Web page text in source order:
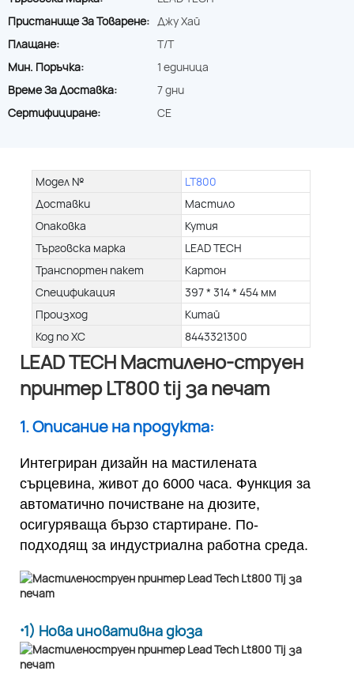
Пристанище За Товарене: Джу Хай
Плащане:
T/T
Мин. Поръчка:
1 единица
Време За Доставка:
7 дни
Сертифициране:
CE
Модел №
LT800
Доставки
Мастило
Опаковка
Кутия
Търговска марка
LEAD TECH
Транспортен пакет
Картон
Спецификация
397 * 314 * 454 мм
Произход
Китай
Код по ХС
8443321300
LEAD TECH Мастилено-струен
принтер LT800 tij за печат
1. Описание на продукта:
Интегриран дизайн на мастилената
сърцевина, живот до 6000 часа. Функция за
автоматично почистване на дюзите,
осигуряваща бързо стартиране. По-
подходящ за индустриална работна среда.
·1) Нова иновативна дюза